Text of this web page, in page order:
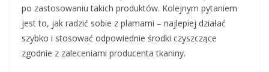
po zastosowaniu takich produktów. Kolejnym pytaniem
jest to, jak radzić sobie z plamami – najlepiej działać
szybko i stosować odpowiednie środki czyszczące
zgodnie z zaleceniami producenta tkaniny.